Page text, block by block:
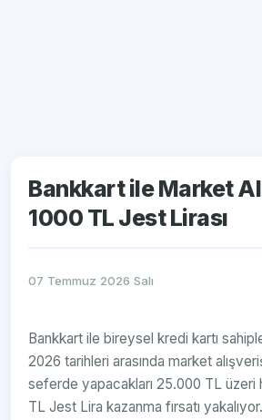
Bankkart ile Market
1000 TL Jest Lirası
07 Temmuz 2026 Salı
Bankkart ile bireysel kredi kartı
2026 tarihleri arasında market
seferde yapacakları 25.000 TL üzeri
TL Jest Lira kazanma fırsatı yakalıyor.